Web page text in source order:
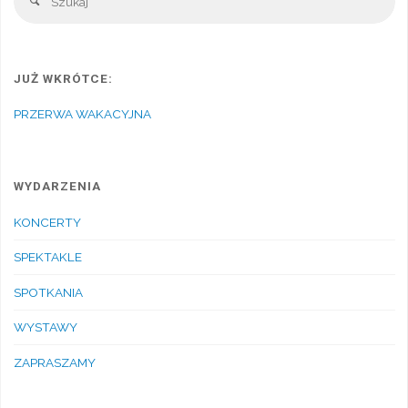
JUŻ WKRÓTCE:
PRZERWA WAKACYJNA
WYDARZENIA
KONCERTY
SPEKTAKLE
SPOTKANIA
WYSTAWY
ZAPRASZAMY